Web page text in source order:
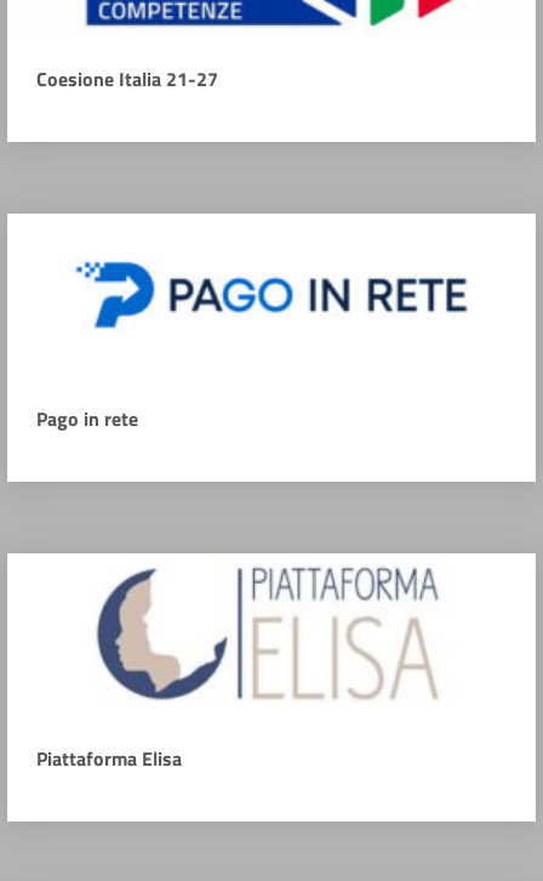
Coesione Italia 21-27
Pago in rete
Piattaforma Elisa